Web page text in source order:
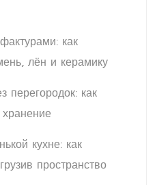
как
лён и керамику
перегородок: как
кухне: как
пространство